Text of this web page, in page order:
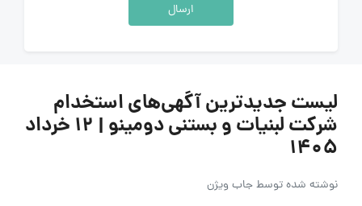
ارسال
لیست جدیدترین آگهی‌های استخدام
شرکت لبنیات و بستنی دومینو | ۱۲ خرداد
۱۴۰۵
نوشته شده توسطجاب ویژن